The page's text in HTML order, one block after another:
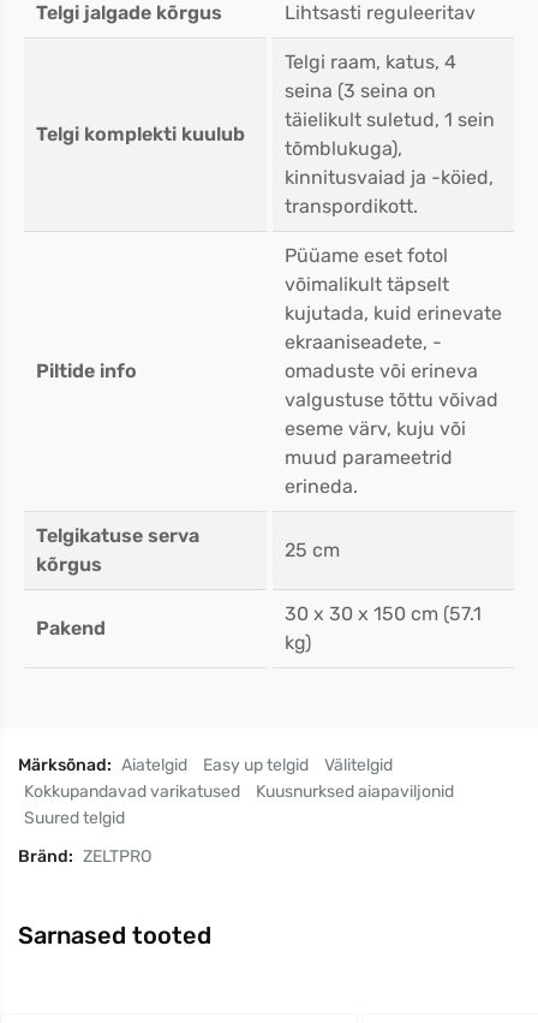
Telgi jalgade kõrgus Lihtsasti reguleeritav
Telgi komplekti kuulub
Telgi raam, katus, 4
seina (3 seina on
täielikult suletud, 1 sein
tõmblukuga),
kinnitusvaiad ja -köied,
transpordikott.
Piltide info
Püüame eset fotol
võimalikult täpselt
kujutada, kuid erinevate
ekraaniseadete, -
omaduste või erineva
valgustuse tõttu võivad
eseme värv, kuju või
muud parameetrid
erineda.
Telgikatuse serva
kõrgus
25 cm
Pakend
30 x 30 x 150 cm (57.1
kg)
Märksõnad: Aiatelgid Easy up telgid
Välitelgid
Kokkupandavad varikatused
Kuusnurksed aiapaviljonid
Suured telgid
Bränd: ZELTPRO
Sarnased tooted